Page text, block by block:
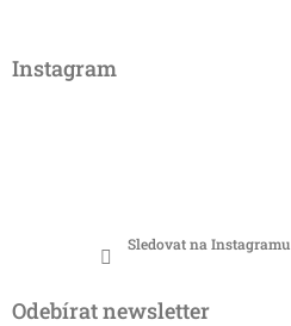
Instagram
Sledovat na Instagramu
Odebírat newsletter